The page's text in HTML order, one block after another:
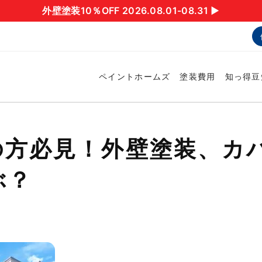
外壁塗装10％OFF 2026.08.01-08.31 ▶︎
ペイントホームズ 塗装費用 知っ得
必見！外壁塗装、カ